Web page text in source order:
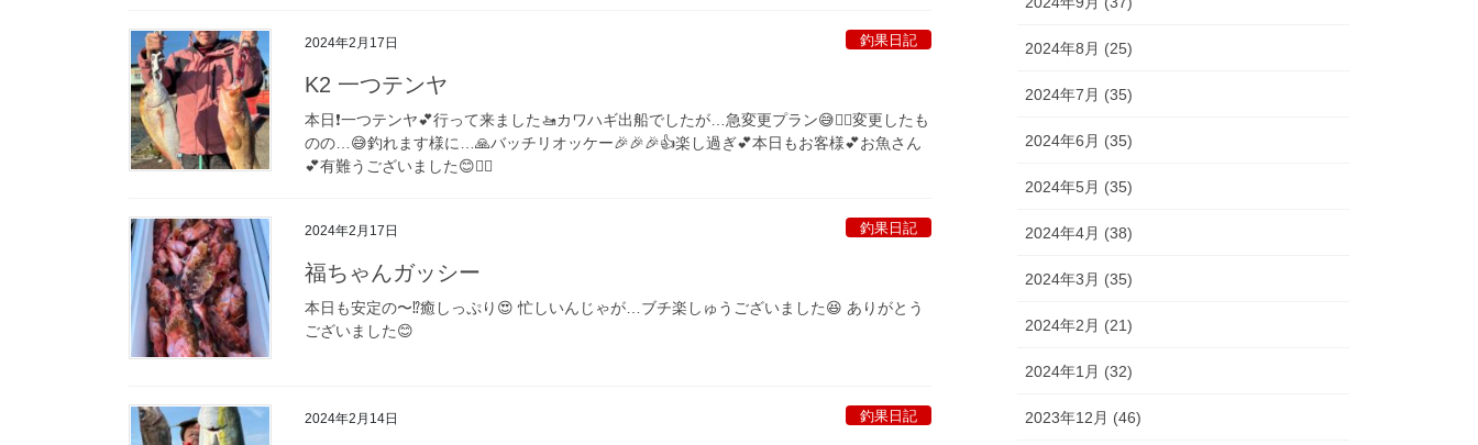
2024年2月17日 釣果日記
K2 一つテンヤ
本日❗️一つテンヤ💕行って来ました🚤カワハギ出船でしたが…急変更プラン😅🙇‍♀️変更したも
のの…😅釣れます様に…🙏バッチリオッケー🎉🎉🎉👍楽し過ぎ💕本日もお客様💕お魚さん
💕有難うございました😊🙇‍♀️
2024年2月17日 釣果日記
福ちゃんガッシー
本日も安定の〜⁉️癒しっぷり😍 忙しいんじゃが…ブチ楽しゅうございました😆 ありがとう
ございました😊
2024年2月14日 釣果日記
2024年8月 (25)
2024年7月 (35)
2024年6月 (35)
2024年5月 (35)
2024年4月 (38)
2024年3月 (35)
2024年2月 (21)
2024年1月 (32)
2023年12月 (46)